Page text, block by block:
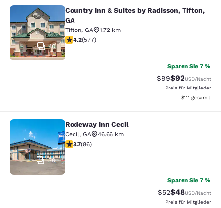
Country Inn & Suites by Radisson,
10
Country Inn & Suites by Radisson, Tifton,
GA
Tifton, GA
1.72 km
4.15-Sterne-Bewertung. Sehr gut. 577 Bewertungen
4.2(577)
Sparen Sie 7 %
Durchgestrichener
$99Vergünstigter
$92USD/Nacht
Preis für Mitglieder
Geschätzte
$111 gesamt
Rodeway Inn Cecil
30
Rodeway Inn Cecil
Cecil, GA
46.66 km
3.69-Sterne-Bewertung. Gut. 86 Bewertungen
3.7(86)
Sparen Sie 7 %
$52Vergünstigter
$48USD/Nacht
Preis für Mitglieder